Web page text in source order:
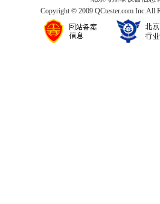
Copyright © 2009 QCtester.com Inc.All